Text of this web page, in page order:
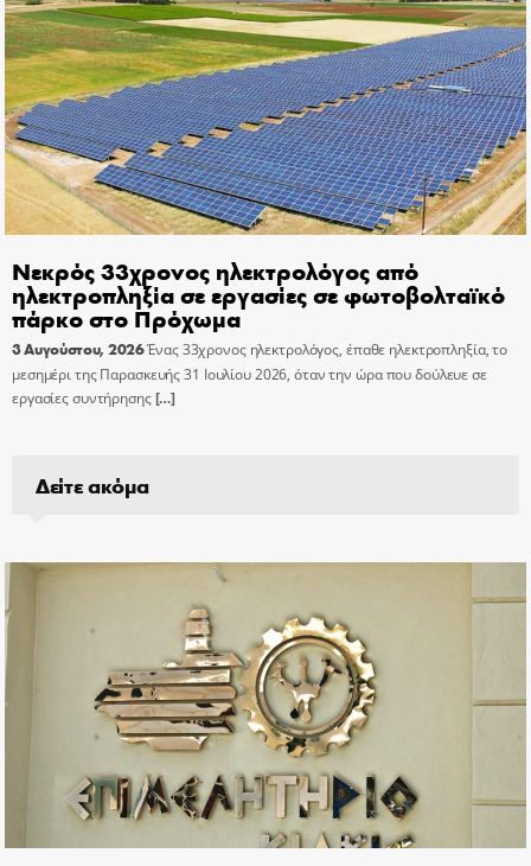
Νεκρός 33χρονος ηλεκτρολόγος από
ηλεκτροπληξία σε εργασίες σε φωτοβολταϊκό
πάρκο στο Πρόχωμα
3 Αυγούστου, 2026Ένας 33χρονος ηλεκτρολόγος, έπαθε ηλεκτροπληξία, το
μεσημέρι της Παρασκευής 31 Ιουλίου 2026, όταν την ώρα που δούλευε σε
εργασίες συντήρησης[…]
Δείτε ακόμα